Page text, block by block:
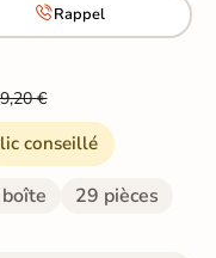
Rappel
€
conseillé
29 pièces